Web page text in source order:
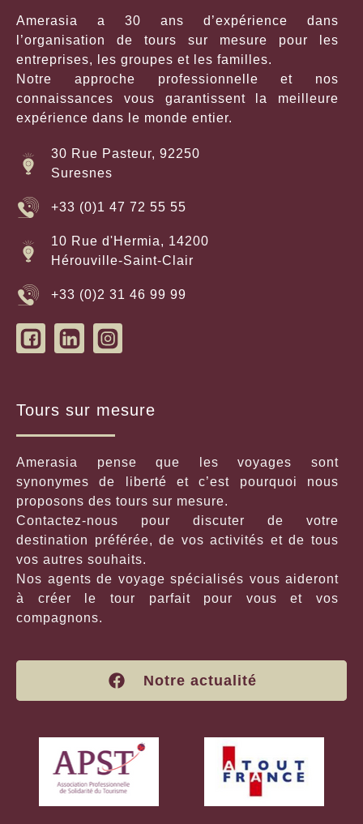
Amerasia a 30 ans d’expérience dans
l’organisation de tours sur mesure pour les
entreprises, les groupes et les familles.
Notre approche professionnelle et nos
connaissances vous garantissent la meilleure
expérience dans le monde entier.
30 Rue Pasteur, 92250
Suresnes
+33 (0)1 47 72 55 55
10 Rue d'Hermia, 14200
Hérouville-Saint-Clair
+33 (0)2 31 46 99 99
Tours sur mesure
Amerasia pense que les voyages sont
synonymes de liberté et c’est pourquoi nous
proposons des tours sur mesure.
Contactez-nous pour discuter de votre
destination préférée, de vos activités et de tous
vos autres souhaits.
Nos agents de voyage spécialisés vous aideront
à créer le tour parfait pour vous et vos
compagnons.
Notre actualité